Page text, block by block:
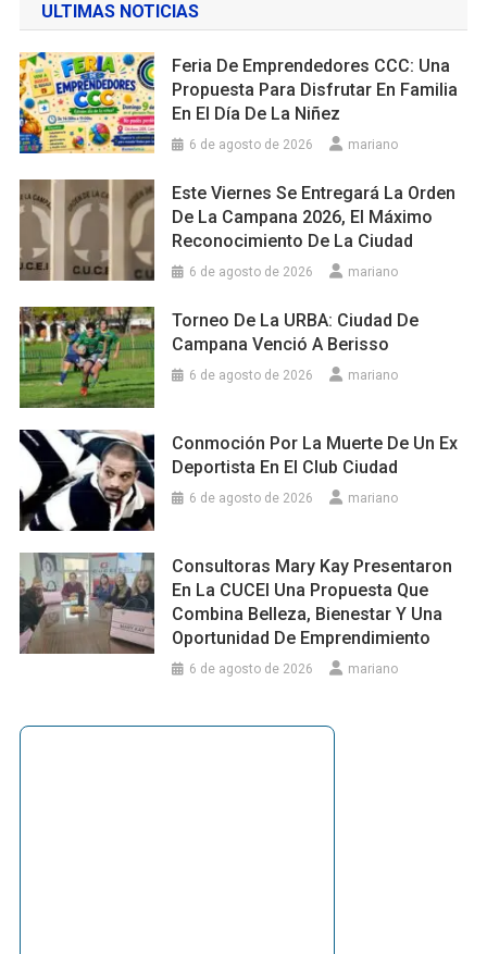
ULTIMAS NOTICIAS
Feria De Emprendedores CCC: Una
Propuesta Para Disfrutar En Familia
En El Día De La Niñez
6 de agosto de 2026 mariano
Este Viernes Se Entregará La Orden
De La Campana 2026, El Máximo
Reconocimiento De La Ciudad
6 de agosto de 2026 mariano
Torneo De La URBA: Ciudad De
Campana Venció A Berisso
6 de agosto de 2026 mariano
Conmoción Por La Muerte De Un Ex
Deportista En El Club Ciudad
6 de agosto de 2026 mariano
Consultoras Mary Kay Presentaron
En La CUCEI Una Propuesta Que
Combina Belleza, Bienestar Y Una
Oportunidad De Emprendimiento
6 de agosto de 2026 mariano